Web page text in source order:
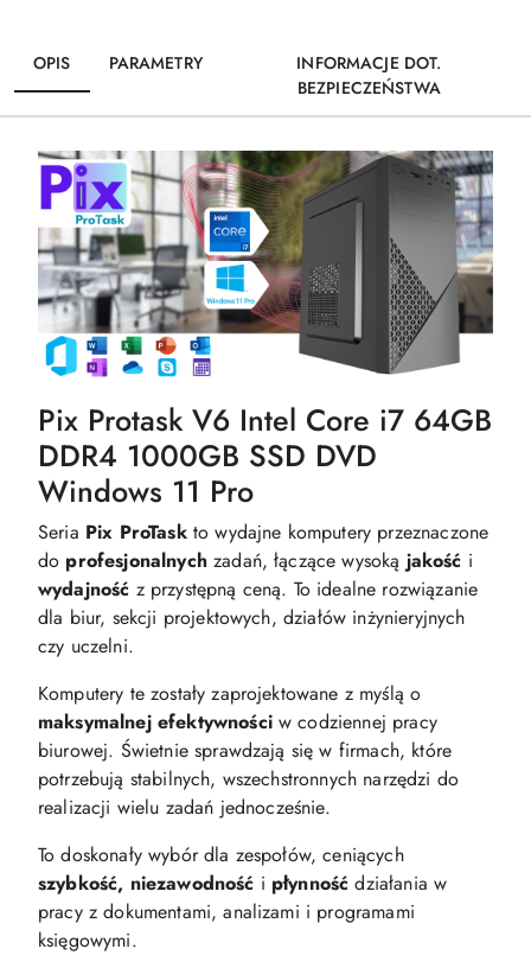
OPIS PARAMETRY
INFORMACJE DOT.
BEZPIECZEŃSTWA
Pix Protask V6 Intel Core i7 64GB
DDR4 1000GB SSD DVD
Windows 11 Pro
Seria Pix ProTask to wydajne komputery przeznaczone
do profesjonalnychzadań, łączące wysoką jakość i
wydajność z przystępną ceną. To idealne rozwiązanie
dla biur, sekcji projektowych, działów inżynieryjnych
czy uczelni.
Komputery te zostały zaprojektowane z myślą o
maksymalnej efektywności w codziennej pracy
biurowej. Świetnie sprawdzają się w firmach, które
potrzebują stabilnych, wszechstronnych narzędzi do
realizacji wielu zadań jednocześnie.
To doskonały wybór dla zespołów, ceniących
szybkość, niezawodność i płynność działania w
pracy z dokumentami, analizami i programami
księgowymi.